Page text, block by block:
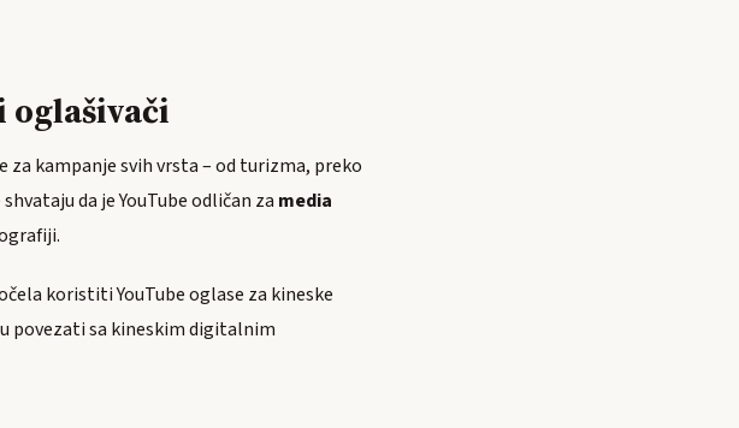
oglašivači
za kampanje svih vrsta – od turizma, preko
da je YouTube odličan za media
koristiti YouTube oglase za kineske
povezati sa kineskim digitalnim